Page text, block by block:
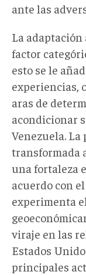
ante las
La adaptación
factor
esto se le
experiencias,
aras de
acondicionar
Venezuela.
transformada
una fortaleza
acuerdo con
experimenta
viraje en las
Estados
principales